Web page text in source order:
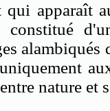
apparaît
alambiqués
nature et